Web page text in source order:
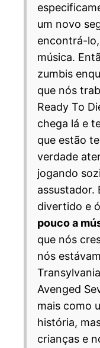
um novo
encontrá-
música.
zumbis
que nós
Ready To
chega lá e
que estão
verdade
jogando
assustador.
divertido e
pouco a
que nós
nós
Avenged
mais como
história,
crianças e